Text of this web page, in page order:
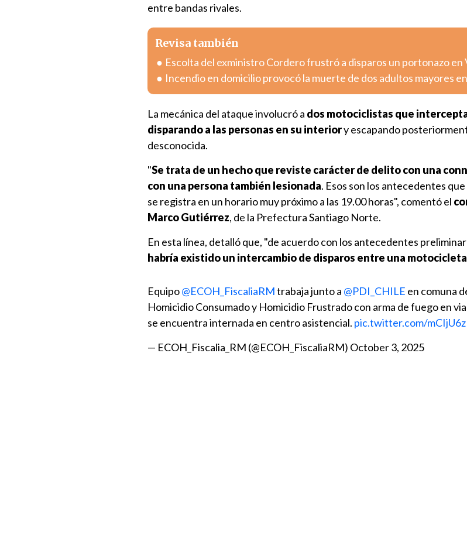
entre bandas rivales.
Revisa también
Escolta del exministro Cordero frustró a disparos un portonazo en
Incendio en domicilio provocó la muerte de dos adultos mayores
La mecánica del ataque involucró a dos motociclistas que
disparando a las personas en su interiory escapando
desconocida.
"Se trata de un hecho que reviste carácter de delito con una
con una persona también lesionada. Esos son los antecedentes
se registra en un horario muy próximo a las 19.00 horas", comentó el
Marco Gutiérrez, de la Prefectura Santiago Norte.
En esta línea, detalló que, "de acuerdo con los antecedentes
habría existido un intercambio de disparos entre una
Equipo@ECOH_FiscaliaRMtrabaja junto a @PDI_CHILE en comuna
Homicidio Consumado y Homicidio Frustrado con arma de fuego en
se encuentra internada en centro asistencial. pic.twitter.com/
— ECOH_Fiscalia_RM (@ECOH_FiscaliaRM) October 3, 2025